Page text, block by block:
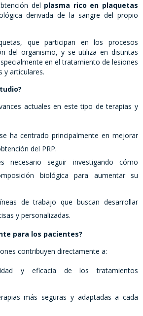
del plasma rico en plaquetas
derivada de la sangre del propio
que participan en los procesos
del organismo, y se utiliza en distintas
en el tratamiento de lesiones
y articulares.
actuales en este tipo de terapias y
ha centrado principalmente en mejorar
del PRP.
necesario seguir investigando cómo
biológica para aumentar su
de trabajo que buscan desarrollar
y personalizadas.
para los pacientes?
contribuyen directamente a:
y eficacia de los tratamientos
más seguras y adaptadas a cada